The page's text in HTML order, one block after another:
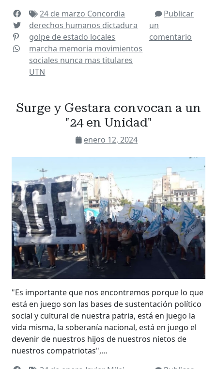
24 de marzo Concordia
derechos humanos dictadura
golpe de estado locales
marcha memoria movimientos
sociales nunca mastitulares
UTN
Publicar
un
comentario
Surge y Gestara convocan a un
"24 en Unidad"
enero 12, 2024
"Es importante que nos encontremos porque lo que
está en juego son las bases de sustentación político
social y cultural de nuestra patria, está en juego la
vida misma, la soberanía nacional, está en juego el
devenir de nuestros hijos de nuestros nietos de
nuestros compatriotas",…